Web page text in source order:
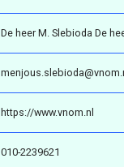
De heer M. Slebioda De
https://www.vnom.nl
010-2239621